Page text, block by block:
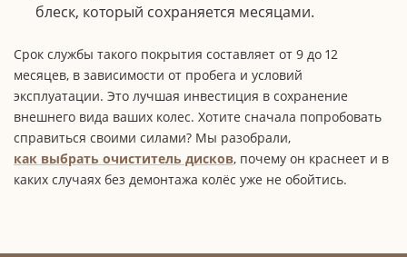
блеск, который сохраняется месяцами.
Срок службы такого покрытия составляет от 9 до 12
месяцев, в зависимости от пробега и условий
эксплуатации. Это лучшая инвестиция в сохранение
внешнего вида ваших колес. Хотите сначала попробовать
справиться своими силами? Мы разобрали,
как выбрать очиститель дисков, почему он краснеет и в
каких случаях без демонтажа колёс уже не обойтись.